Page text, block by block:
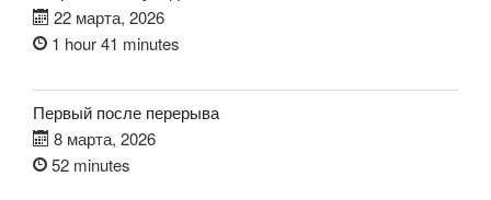
22 марта, 2026
1 hour 41 minutes
Первый после перерыва
8 марта, 2026
52 minutes